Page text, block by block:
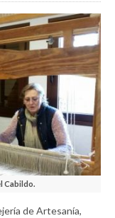
Cabildo.
de Artesanía,